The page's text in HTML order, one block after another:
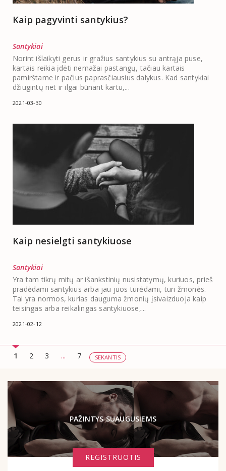
Kaip pagyvinti santykius?
Santykiai
Norint išlaikyti gerus ir gražius santykius su antrąja puse,
kartais reikia įdėti nemažai pastangų, tačiau kartais
pamirštame ir pačius paprasčiausius dalykus. Kad santykiai
džiugintų net ir ilgai būnant kartu,...
2021-03-30
Kaip nesielgti santykiuose
Santykiai
Yra tam tikrų mitų ar išankstinių nusistatymų, kuriuos, prieš
pradėdami santykius arba jau juos turėdami, turi žmonės.
Tai yra normos, kurias dauguma žmonių įsivaizduoja kaip
teisingas arba reikalingas santykiuose,...
2021-02-12
1 2 3 ... 7 SEKANTIS
PAŽINTYS SUAUGUSIEMS
REGISTRUOTIS